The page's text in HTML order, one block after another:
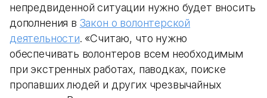
непредвиденной ситуации нужно будет вносить
дополнения в Закон о волонтерской
деятельности. «Считаю, что нужно
обеспечивать волонтеров всем необходимым
при экстренных работах, паводках, поиске
пропавших людей и других чрезвычайных